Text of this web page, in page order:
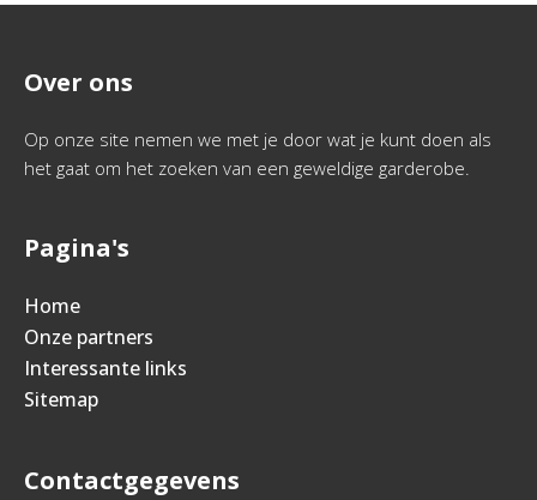
Over ons
Op onze site nemen we met je door wat je kunt doen als
het gaat om het zoeken van een geweldige garderobe.
Pagina's
Home
Onze partners
Interessante links
Sitemap
Contactgegevens